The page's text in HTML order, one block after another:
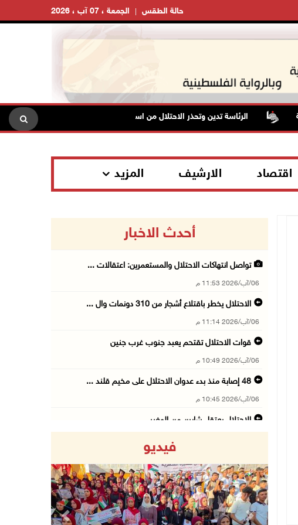
الجمعة ، 07 آب ، 2026 حالة الطقس
الرئاسة تدين وتحذر الاحتلال من استمرار حربه الشاملة على الشعب
اقتصاد الارشيف المزيد
أحدث الاخبار
تواصل انتهاكات الاحتلال والمستعمرين: اعتقالات ...
06/آب/2026 11:53 م
الاحتلال يخطر باقتلاع أشجار من 310 دونمات وال ...
06/آب/2026 11:14 م
قوات الاحتلال تقتحم يعبد جنوب غرب جنين
06/آب/2026 10:49 م
48 إصابة منذ بدء عدوان الاحتلال على مخيم قلند ...
06/آب/2026 10:45 م
الاحتلال يعتقل شابين من المغير
06/آب/2026 10:01 م
رئيس بلدية الخليل يطلع وفدا أميركيا على تطورا ...
06/آب/2026 09:59 م
فيديو
Previous Next